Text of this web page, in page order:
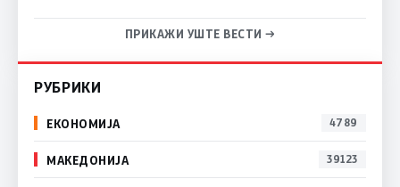
ПРИКАЖИ УШТЕ ВЕСТИ →
РУБРИКИ
ЕКОНОМИЈА 4789
МАКЕДОНИЈА 39123